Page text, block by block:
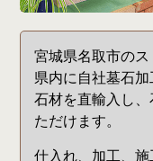
宮城県名取市の
県内に自社墓石
石材を直輸入し
ただけます。
仕入れ、加工、